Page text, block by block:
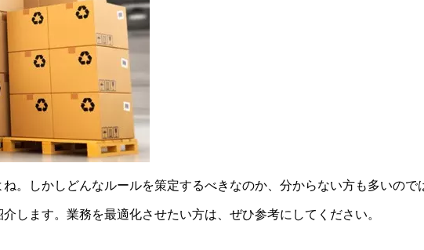
。しかしどんなルールを策定するべきなのか、分からない方も多いので
します。業務を最適化させたい方は、ぜひ参考にしてください。